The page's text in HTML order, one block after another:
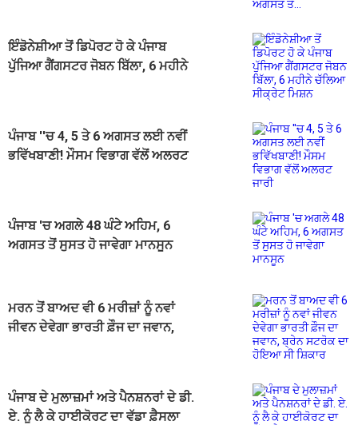
ਇੰਡੋਨੇਸ਼ੀਆ ਤੋਂ ਡਿਪੋਰਟ ਹੋ ਕੇ ਪੰਜਾਬ
ਪੁੱਜਿਆ ਗੈਂਗਸਟਰ ਜੋਬਨ ਬਿੱਲਾ, 6 ਮਹੀਨੇ
ਪੰਜਾਬ ''ਚ 4, 5 ਤੇ 6 ਅਗਸਤ ਲਈ ਨਵੀਂ
ਭਵਿੱਖਬਾਣੀ! ਮੌਸਮ ਵਿਭਾਗ ਵੱਲੋਂ ਅਲਰਟ
ਪੰਜਾਬ 'ਚ ਅਗਲੇ 48 ਘੰਟੇ ਅਹਿਮ, 6
ਅਗਸਤ ਤੋਂ ਸੁਸਤ ਹੋ ਜਾਵੇਗਾ ਮਾਨਸੂਨ
ਮਰਨ ਤੋਂ ਬਾਅਦ ਵੀ 6 ਮਰੀਜ਼ਾਂ ਨੂੰ ਨਵਾਂ
ਜੀਵਨ ਦੇਵੇਗਾ ਭਾਰਤੀ ਫ਼ੌਜ ਦਾ ਜਵਾਨ,
ਪੰਜਾਬ ਦੇ ਮੁਲਾਜ਼ਮਾਂ ਅਤੇ ਪੈਨਸ਼ਨਰਾਂ ਦੇ ਡੀ.
ਏ. ਨੂੰ ਲੈ ਕੇ ਹਾਈਕੋਰਟ ਦਾ ਵੱਡਾ ਫ਼ੈਸਲਾ